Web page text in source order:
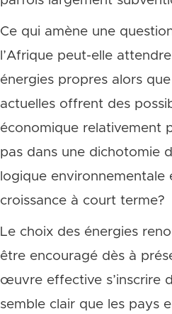
Ce qui amène une
l’Afrique peut-elle
énergies propres alors
actuelles offrent des
économique relativement
pas dans une dichotomie
logique environnementale
croissance à court terme?
Le choix des énergies
être encouragé dès à
œuvre effective s’inscrire
semble clair que les pays